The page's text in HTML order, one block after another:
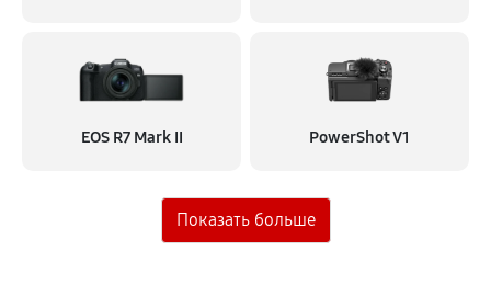
EOS R7 Mark II PowerShot V1